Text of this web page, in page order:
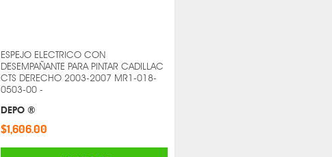
ESPEJO ELECTRICO CON
DESEMPAÑANTE PARA PINTAR CADILLAC
CTS DERECHO 2003-2007 MR1-018-
0503-00 -
DEPO ®
$1,606.00